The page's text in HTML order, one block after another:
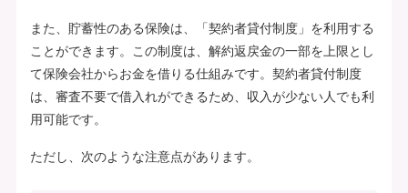
また、貯蓄性のある保険は、「契約者貸付制度」を利用する
ことができます。この制度は、解約返戻金の一部を上限とし
て保険会社からお金を借りる仕組みです。契約者貸付制度
は、審査不要で借入れができるため、収入が少ない人でも利
用可能です。
ただし、次のような注意点があります。